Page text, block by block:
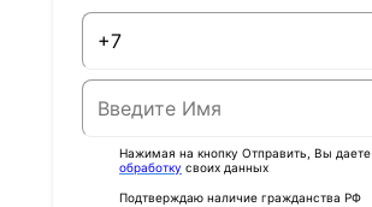
Нажимая на кнопку Отправить, Вы даете
обработку своих данных
Подтверждаю наличие гражданства РФ